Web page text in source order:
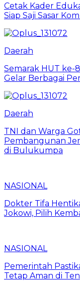
Cetak Kader
Siap Saji Sasar
Daerah
Semarak HUT ke-
Gelar Berbagai
Daerah
TNI dan Warga
Pembangunan
di Bulukumpa
NASIONAL
Dokter Tifa
Jokowi, Pilih
NASIONAL
Pemerintah
Tetap Aman di